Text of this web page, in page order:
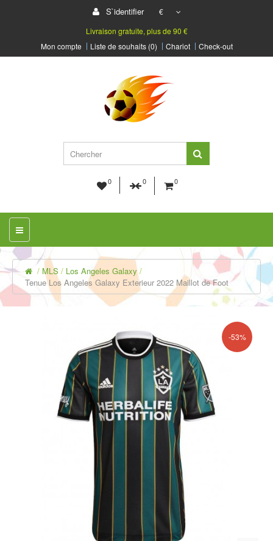
S`identifier
€
Livraison gratuite, plus de 90 €
Mon compte
Liste de souhaits (0) Chariot Check-out
0 0 0
MLS
Los Angeles Galaxy
Tenue Los Angeles Galaxy Exterieur 2022 Maillot de Foot
-53%